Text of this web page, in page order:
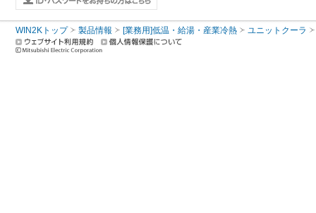
WIN2Kトップ 製品情報 [業務用]低温・給湯・産業冷熱 ユニットクーラ